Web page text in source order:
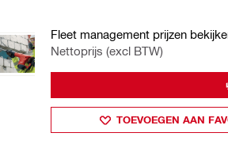
Fleet management prijzen
Nettoprijs (excl BTW)
TOEVOEGEN AAN